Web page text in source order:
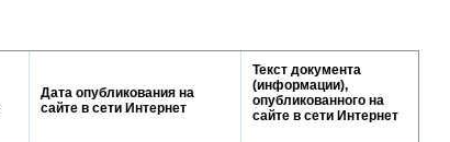
Дата опубликования на
сайте в сети Интернет
Текст документа
(информации),
опубликованного на
сайте в сети Интернет